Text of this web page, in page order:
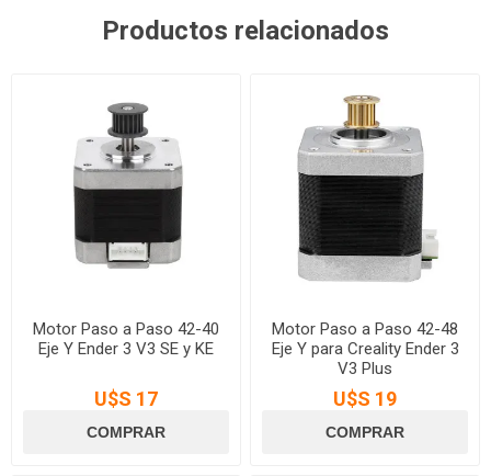
Productos relacionados
Motor Paso a Paso 42-40
Eje Y Ender 3 V3 SE y KE
U$S 17
Motor Paso a Paso 42-48
Eje Y para Creality Ender 3
V3 Plus
U$S 19